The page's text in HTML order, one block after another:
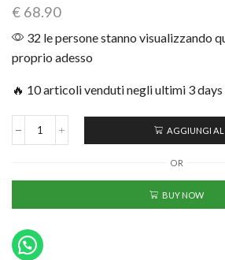
€ 68.90
32 le persone stanno visualizzando
proprio adesso
🔥 10 articoli venduti negli ultimi 3 days
AGGIUNGI AL
OR
BUY NOW